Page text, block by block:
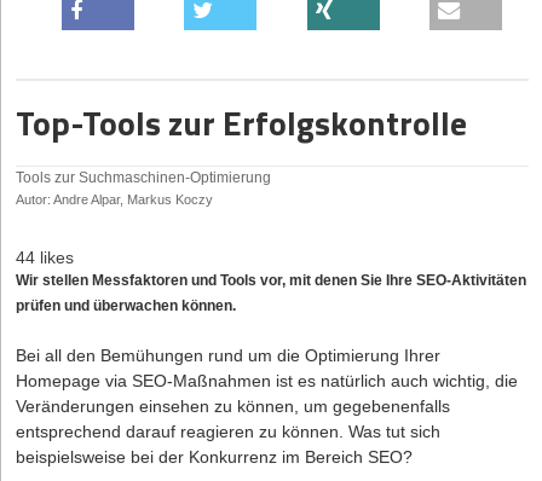
Top-Tools zur Erfolgskontrolle
Tools zur Suchmaschinen-Optimierung
Autor: Andre Alpar, Markus Koczy
44 likes
Wir stellen Messfaktoren und Tools vor, mit denen Sie Ihre SEO-Aktivitäten
prüfen und überwachen können.
Bei all den Bemühungen rund um die Optimierung Ihrer
Homepage via SEO-Maßnahmen ist es natürlich auch wichtig, die
Veränderungen einsehen zu können, um gegebenenfalls
entsprechend darauf reagieren zu können. Was tut sich
beispielsweise bei der Konkurrenz im Bereich SEO?